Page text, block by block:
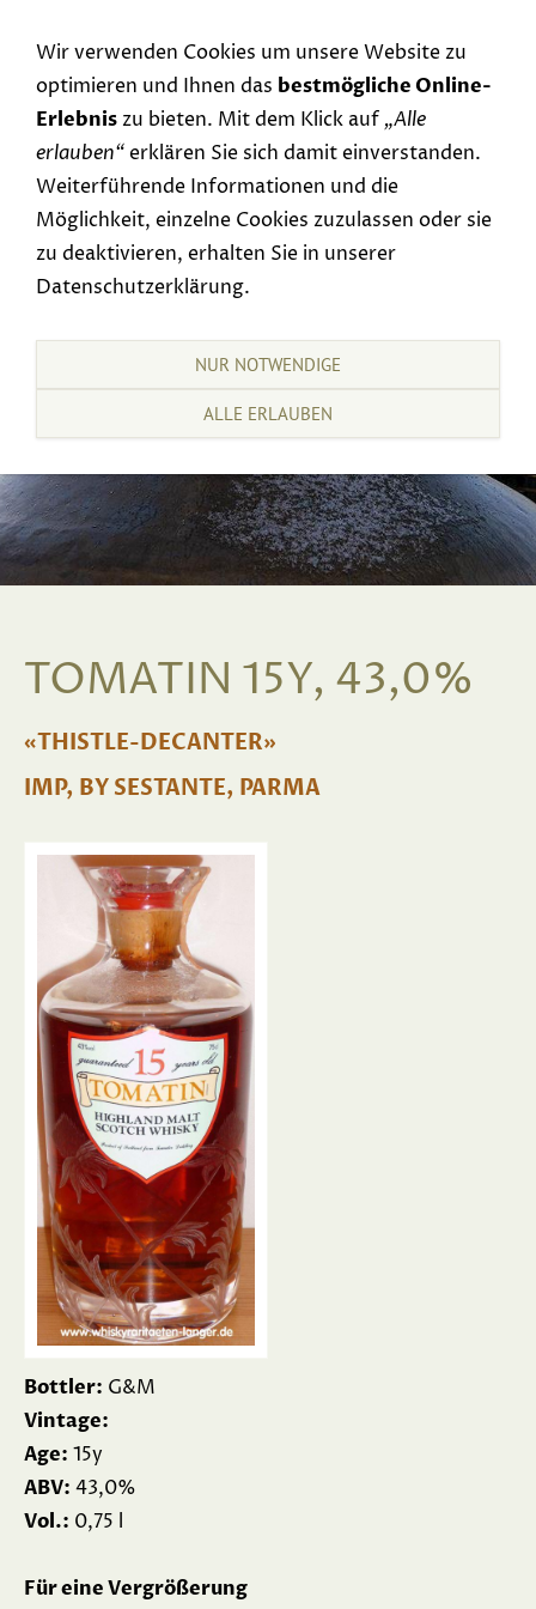
TOMATIN 15Y, 43,0%
«THISTLE-DECANTER»
IMP, BY SESTANTE, PARMA
Bottler: G&M
Vintage:
Age: 15y
ABV: 43,0%
Vol.: 0,75 l
Für eine Vergrößerung
Wir verwenden Cookies um unsere Website zu
optimieren und Ihnen das bestmögliche Online-
Erlebniszu bieten. Mit dem Klick auf „Alle
erlauben“erklären Sie sich damit einverstanden.
Weiterführende Informationen und die
Möglichkeit, einzelne Cookies zuzulassen oder sie
zu deaktivieren, erhalten Sie in unserer
Datenschutzerklärung.
NUR NOTWENDIGE
ALLE ERLAUBEN